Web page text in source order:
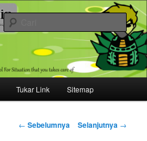
Cari
Tukar Link Sitemap
Navigasi
← Sebelumnya Selanjutnya →